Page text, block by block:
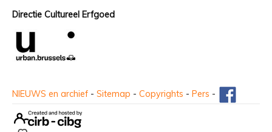
Directie Cultureel Erfgoed
NIEUWS en archief - Sitemap - Copyrights - Pers -